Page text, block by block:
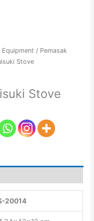
Equipment / Pemasak
Stove
Stove
20014